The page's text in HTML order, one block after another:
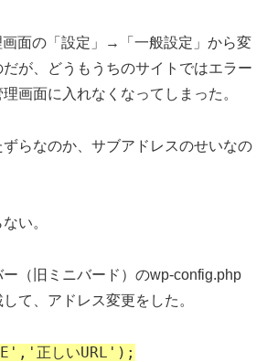
面の「設定」→「一般設定」から変
が、どうもうちのサイトではエラー
画面に入れなくなってしまった。
らなのか、サブアドレスのせいなの
い。
（旧ミニバード）のwp-config.php
て、アドレス変更をした。
正しいURL');